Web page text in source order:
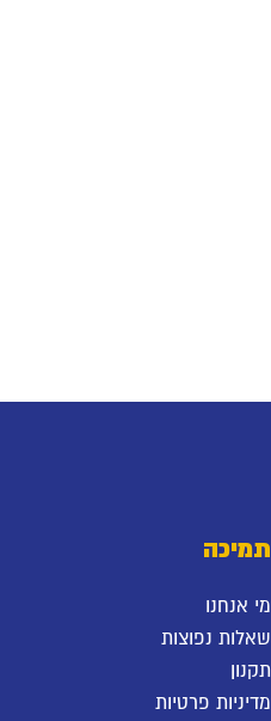
תמיכה
מי אנחנו
שאלות נפוצות
תקנון
מדיניות פרטיות